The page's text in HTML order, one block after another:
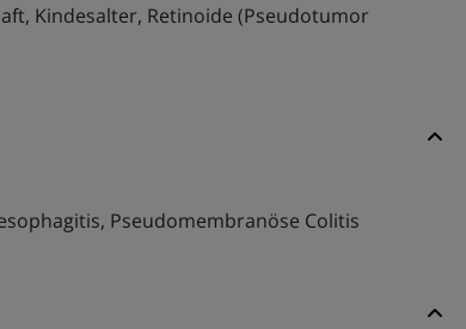
Kindesalter, Retinoide (Pseudotumor
Pseudomembranöse Colitis